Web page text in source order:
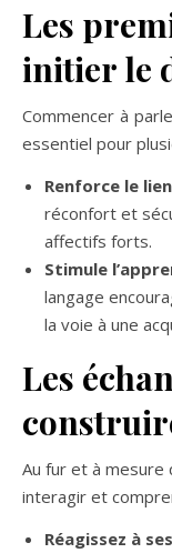
Les
initier le
Commencer à
essentiel pour
Renforce le
réconfort et
affectifs forts.
Stimule
langage
la voie à une
Les
Au fur et à
interagir et
Réagissez à